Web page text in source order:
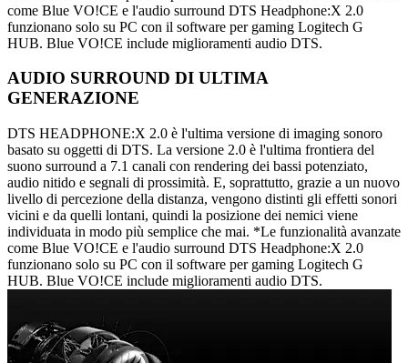
come Blue VO!CE e l'audio surround DTS Headphone:X 2.0
funzionano solo su PC con il software per gaming Logitech G
HUB. Blue VO!CE include miglioramenti audio DTS.
AUDIO SURROUND DI ULTIMA
GENERAZIONE
DTS HEADPHONE:X 2.0 è l'ultima versione di imaging sonoro
basato su oggetti di DTS. La versione 2.0 è l'ultima frontiera del
suono surround a 7.1 canali con rendering dei bassi potenziato,
audio nitido e segnali di prossimità. E, soprattutto, grazie a un nuovo
livello di percezione della distanza, vengono distinti gli effetti sonori
vicini e da quelli lontani, quindi la posizione dei nemici viene
individuata in modo più semplice che mai. *Le funzionalità avanzate
come Blue VO!CE e l'audio surround DTS Headphone:X 2.0
funzionano solo su PC con il software per gaming Logitech G
HUB. Blue VO!CE include miglioramenti audio DTS.